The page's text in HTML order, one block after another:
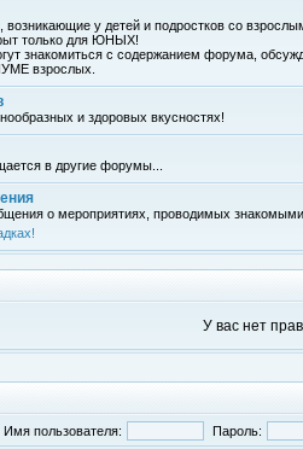
у детей и подростков со
только для ЮНЫХ!
знакомиться с содержанием форума,
взрослых.
и здоровых вкусностях!
в другие форумы...
о мероприятиях, проводимых
У вас нет
Имя пользователя: Пароль: